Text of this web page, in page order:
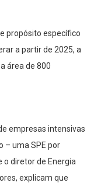
propósito específico
a partir de 2025, a
área de 800
empresas intensivas
– uma SPE por
o diretor de Energia
explicam que